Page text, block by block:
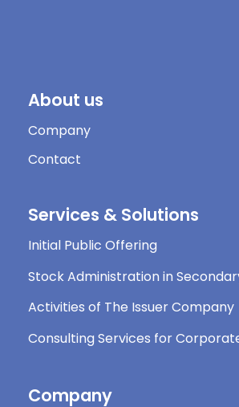
About us
Company
Contact
Services & Solutions
Initial Public Offering
Stock Administration in
Activities of The Issuer Company
Consulting Services for
Company